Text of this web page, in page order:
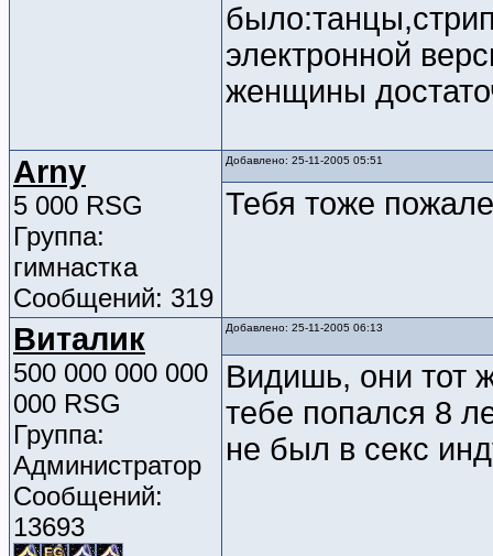
электронной
женщины
Arny
5 000 RSG
Группа:
гимнастка
Сообщений: 319
Добавлено: 25-11-2005 05:51
Тебя тоже
Виталик
500 000 000 000
000 RSG
Группа:
Администратор
Сообщений:
13693
Добавлено: 25-11-2005 06:13
Видишь, они тот
тебе попался 8
не был в секс